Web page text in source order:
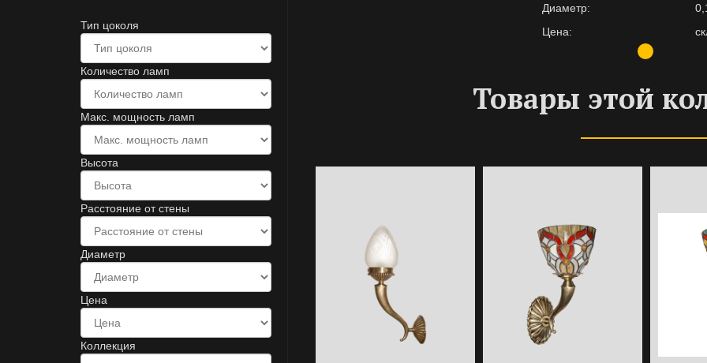
Тип цоколя
Количество ламп
Макс. мощность ламп
Высота
Расстояние от стены
Диаметр
Цена
Коллекция
Диаметр:
Цена:
Товары этой